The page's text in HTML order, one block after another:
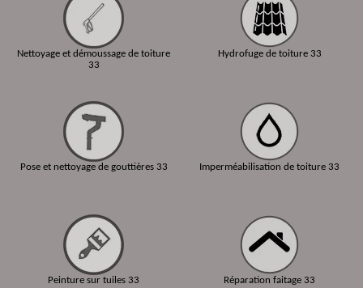
Nettoyage et démoussage de toiture
33
Pose et nettoyage de gouttières 33
Peinture sur tuiles 33
Hydrofuge de toiture 33
Imperméabilisation de toiture 33
Réparation faitage 33